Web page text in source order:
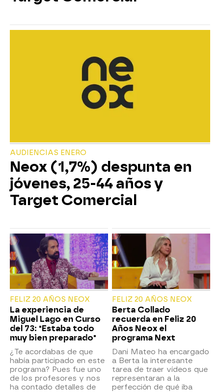
AUDIENCIAS ENERO
Neox (1,7%) despunta en
jóvenes, 25-44 años y
Target Comercial
FELIZ 20 AÑOS NEOX
La experiencia de
Miguel Lago en Curso
del 73: "Estaba todo
muy bien preparado"
¿Te acordabas de que
había participado en este
programa? Pues fue uno
de los profesores y nos
ha contado detalles de
FELIZ 20 AÑOS NEOX
Berta Collado
recuerda en Feliz 20
Años Neox el
programa Next
Dani Mateo ha encargado
a Berta la interesante
tarea de traer vídeos que
representaran a la
perfección de qué iba